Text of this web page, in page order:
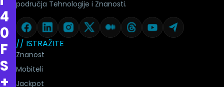
4
0
F
S
+
// ISTRAŽITE
Znanost
Mobiteli
Jackpot
područja Tehnologije i Znanosti.